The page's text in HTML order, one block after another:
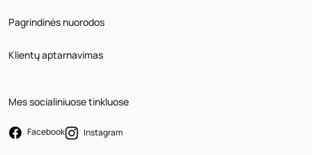
Pagrindinės nuorodos
Klientų aptarnavimas
Mes socialiniuose tinkluose
Facebook Instagram